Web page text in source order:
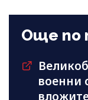
Още по
военни